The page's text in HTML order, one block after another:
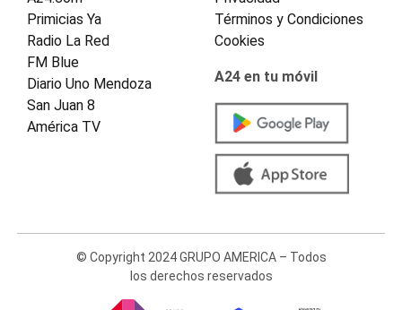
Primicias Ya
Radio La Red
FM Blue
Diario Uno Mendoza
San Juan 8
América TV
Términos y Condiciones
Cookies
A24 en tu móvil
© Copyright 2024 GRUPO AMERICA – Todos
los derechos reservados